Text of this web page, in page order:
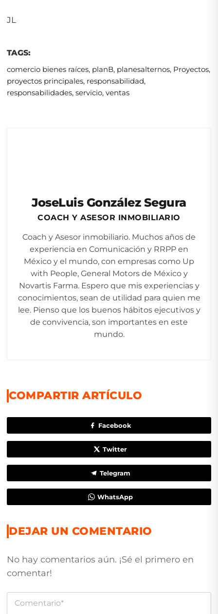
JL
TAGS:
comercio bienes raíces, planB, planesalternos, Proyectos,
proyectos principales, responsabilidad,
responsabilidades, servicio, ventas
JoseLuis González Segura
COACH Y ASESOR INMOBILIARIO
Coach y Asesor inmobiliario. Muchos años de
experiencia en Comunicación y RRPP en
México y el mundo, con empresas como Up
with People, General Motors de México y
Novartis Farma. Espero que mis experiencias y
conocimientos, sean de utilidad para quien me
lee. Pienso que los buenos hábitos ejecutivos y
de convivencia, son importantes en este
mundo.
COMPARTIR ARTÍCULO
Facebook
Twitter
Telegram
WhatsApp
DEJAR UN COMENTARIO
No hay comentarios aún. ¡Sé el primero en
comentar!